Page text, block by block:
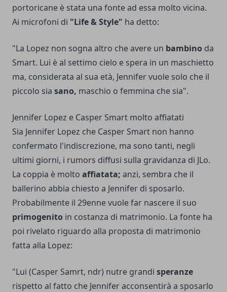
portoricane è stata una fonte ad essa molto vicina.
Ai microfoni di "Life & Style" ha detto:
"La Lopez non sogna altro che avere un bambino da
Smart. Lui è al settimo cielo e spera in un maschietto
ma, considerata al sua età, Jennifer vuole solo che il
piccolo sia sano, maschio o femmina che sia".
Jennifer Lopez e Casper Smart molto affiatati
Sia Jennifer Lopez che Casper Smart non hanno
confermato l'indiscrezione, ma sono tanti, negli
ultimi giorni, i rumors diffusi sulla gravidanza di JLo.
La coppia è molto affiatata; anzi, sembra che il
ballerino abbia chiesto a Jennifer di sposarlo.
Probabilmente il 29enne vuole far nascere il suo
primogenito in costanza di matrimonio. La fonte ha
poi rivelato riguardo alla proposta di matrimonio
fatta alla Lopez:
"Lui (Casper Samrt, ndr) nutre grandi speranze
rispetto al fatto che Jennifer acconsentirà a sposarlo